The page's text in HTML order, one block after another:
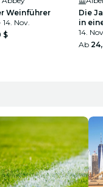
Weinführer
Nov.
$
Die
in
14.
Ab